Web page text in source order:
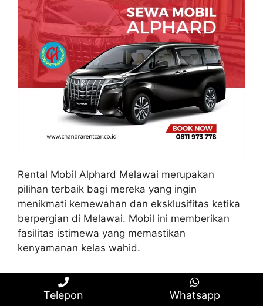
Rental Mobil Alphard Melawai merupakan
pilihan terbaik bagi mereka yang ingin
menikmati kemewahan dan eksklusifitas ketika
berpergian di Melawai. Mobil ini memberikan
fasilitas istimewa yang memastikan
kenyamanan kelas wahid.
Interior yang lega dan glamor, dilengkapi
dengan jok kulit dan fitur entertainment yang
Telepon Whatsapp